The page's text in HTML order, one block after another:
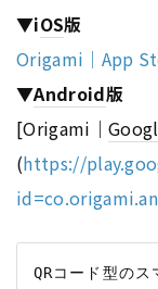
▼iOS版
Origami｜App
▼Android版
[Origami｜
(https://
QRコード型の